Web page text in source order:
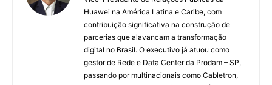
Huawei na América Latina e Caribe, com
contribuição significativa na construção de
parcerias que alavancam a transformação
digital no Brasil. O executivo já atuou como
gestor de Rede e Data Center da Prodam – SP,
passando por multinacionais como Cabletron,